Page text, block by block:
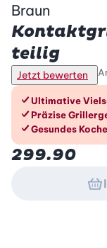
Braun
teilig
Jetzt bewerten
Die
Ultimative
Präzise
Gesundes
299.90